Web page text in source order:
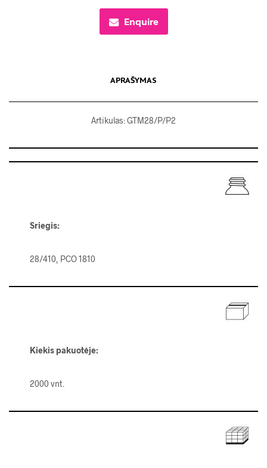
Enquire
APRAŠYMAS
Artikulas: GTM28/P/P2
Sriegis:
28/410, PCO 1810
Kiekis pakuotėje:
2000 vnt.